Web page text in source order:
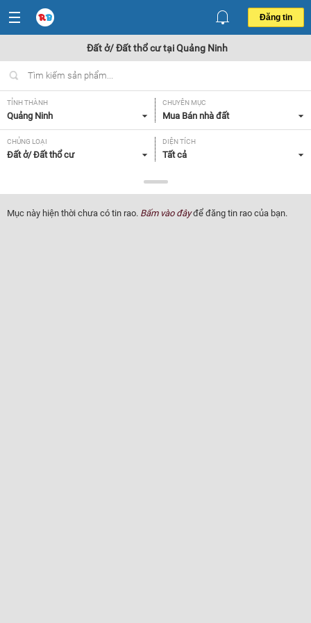
Đăng tin
Đất ở/ Đất thổ cư tại Quảng Ninh
TỈNH THÀNH
Quảng Ninh
CHUYÊN MỤC
Mua Bán nhà đất
CHỦNG LOẠI
Đất ở/ Đất thổ cư
DIỆN TÍCH
Tất cả
Tất cả
HƯỚNG
Tất cả
MẶT TIỀN GIẤY TỜ PHÁP LÝ
Mục này hiện thời chưa có tin rao. Bấm vào đâyđể đăng tin rao của bạn.